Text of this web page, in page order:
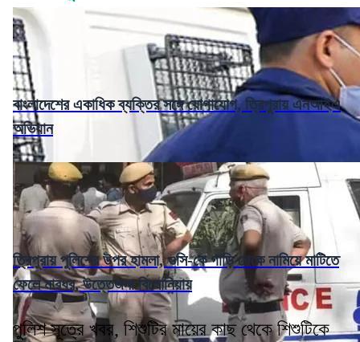
বাংলাদেশের একাধিক ব্যক্তির সঙ্গে যোগাযোগ, ত্রিপুরায় এনআইএ
অভিযান
ত্রিপুরায় পুলিশের উপর হামলা, ওসি-কে গাড়ি থেকে নামিয়ে মাটিতে
ফেলে মারধর, উত্তেজনা বিলোনিয়ায়
পুলিশ সূত্রে খবর, শিশুটির মায়ের কাছ থেকে শিশুটিকে